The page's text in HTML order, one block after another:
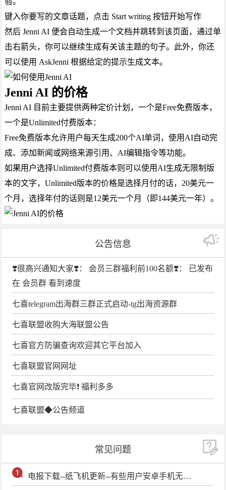
键入你要写的文章话题，点击 Start writing 按钮开始写作
然后 Jenni AI 便会自动生成一个文档并跳转到该页面，通过单
击右箭头，你可以继续生成有关该主题的句子。此外，你还
可以使用 AskJenni 根据给定的提示生成文本。
Jenni AI 的价格
Jenni AI 目前主要提供两种定价计划，一个是Free免费版本，
一个是Unlimited付费版本：
Free免费版本允许用户每天生成200个AI单词，使用AI自动完
成、添加新闻或网络来源引用、AI编辑指令等功能。
如果用户选择Unlimited付费版本则可以使用AI生成无限制版
本的文字，Unlimited版本的价格是选择月付的话，20美元一
个月，选择年付的话则是12美元一个月（即144美元一年）。
公告信息
❣️很高兴通知大家❣️： 会员三群福利前100名额❣️： 已发布
在 会员群 看到速度
七喜telegram出海群三群正式启动-tg出海资源群
七喜联盟收购大海联盟公告
七喜官方防骗查询欢迎其它平台加入
七喜联盟官网网址
七喜官网改版完毕❗️ 福利多多
七喜联盟◆公告频道
常见问题
电报下载--纸飞机更新--有些用户安卓手机无法更新电报软件